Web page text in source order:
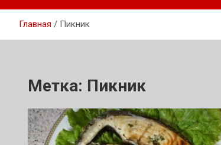
Главная Пикник
Метка: Пикник